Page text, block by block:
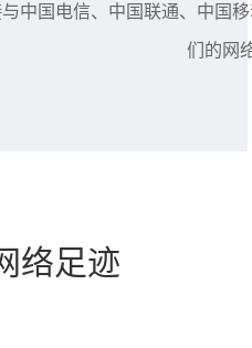
中国电信、中国联通、中国
们的网
络足迹